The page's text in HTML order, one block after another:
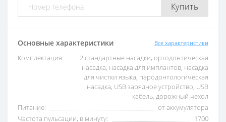
Купить
Основные характеристики Все характеристики
Комплектация:
2 стандартные насадки, ортодонтическая
насадка, насадка для имплантов, насадка
для чистки языка, пародонтологическая
насадка, USB зарядное устройство, USB
кабель, дорожный чехол
Питание:
от аккумулятора
Частота пульсации, в минуту:
1700